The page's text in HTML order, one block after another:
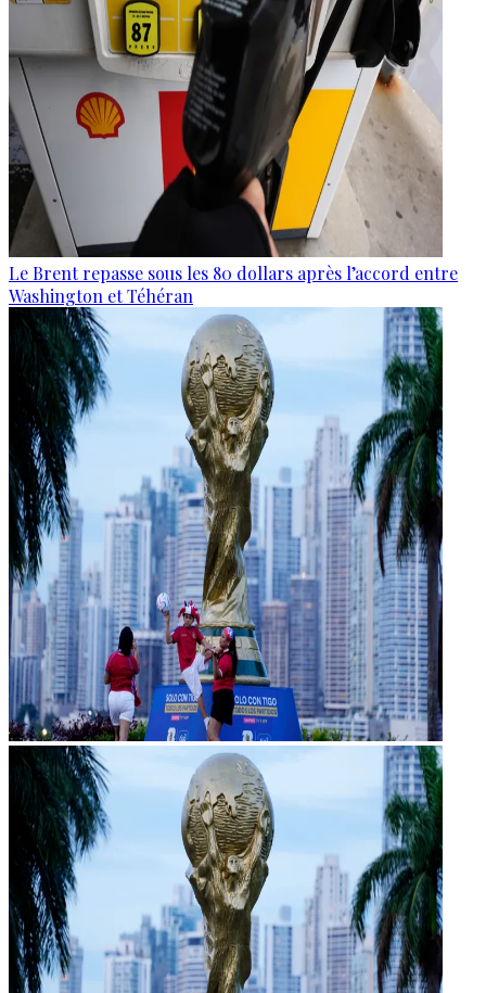
Le Brent repasse sous les 80 dollars après l’accord entre
Washington et Téhéran